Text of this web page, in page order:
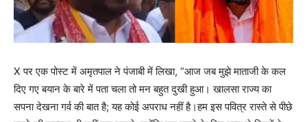
X पर एक पोस्ट में अमृतपाल ने पंजाबी में लिखा, “आज जब मुझे माताजी के कल
दिए गए बयान के बारे में पता चला तो मन बहुत दुखी हुआ। खालसा राज्य का
सपना देखना गर्व की बात है; यह कोई अपराध नहीं है।हम इस पवित्र रास्ते से पीछे